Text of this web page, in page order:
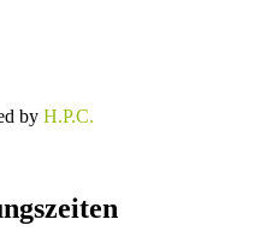
by H.P.C.